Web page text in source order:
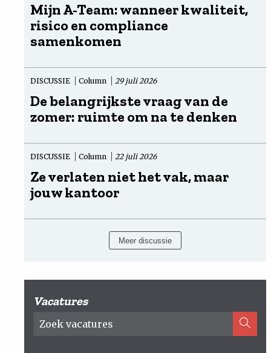
Mijn A-Team: wanneer kwaliteit,
risico en compliance
samenkomen
DISCUSSIE Column 29 juli 2026
De belangrijkste vraag van de
zomer: ruimte om na te denken
DISCUSSIE Column 22 juli 2026
Ze verlaten niet het vak, maar
jouw kantoor
Meer discussie
Vacatures